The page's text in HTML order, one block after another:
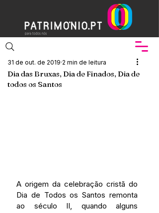
Dia das Bruxas, Dia de Finados, Dia de
todos os Santos
31 de out. de 2019 2 min de leitura
A origem da celebração cristã do
Dia de Todos os Santos remonta
ao século II, quando alguns